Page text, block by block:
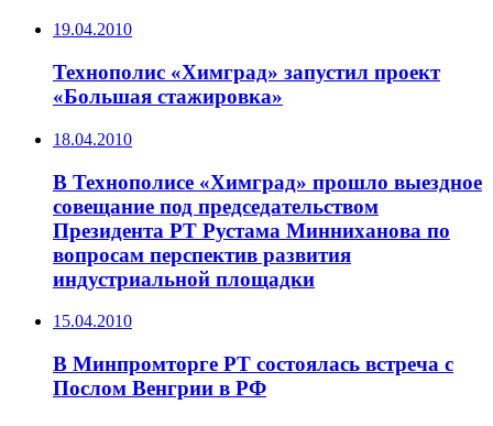
19.04.2010
Технополис «Химград» запустил проект
«Большая стажировка»
18.04.2010
В Технополисе «Химград» прошло выездное
совещание под председательством
Президента РТ Рустама Минниханова по
вопросам перспектив развития
индустриальной площадки
15.04.2010
В Минпромторге РТ состоялась встреча с
Послом Венгрии в РФ